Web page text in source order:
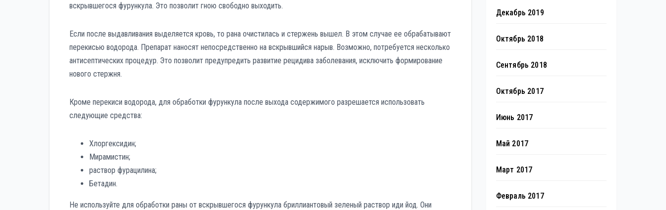
вскрывшегося фурункула. Это позволит гною свободно выходить.
Если после выдавливания выделяется кровь, то рана очистилась и стержень вышел. В этом случае ее обрабатывают
перекисью водорода. Препарат наносят непосредственно на вскрывшийся нарыв. Возможно, потребуется несколько
антисептических процедур. Это позволит предупредить развитие рецидива заболевания, исключить формирование
нового стержня.
Кроме перекиси водорода, для обработки фурункула после выхода содержимого разрешается использовать
следующие средства:
Хлоргексидин;
Мирамистин;
раствор фурацилина;
Бетадин.
Не используйте для обработки раны от вскрывшегося фурункула бриллиантовый зеленый раствор иди йод. Они
Декабрь 2019
Октябрь 2018
Сентябрь 2018
Октябрь 2017
Июнь 2017
Май 2017
Март 2017
Февраль 2017